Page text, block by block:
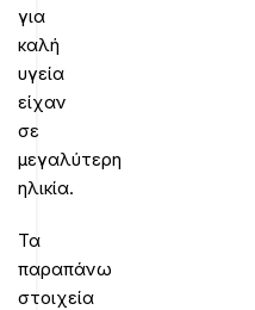
για
καλή
υγεία
είχαν
σε
μεγαλύτερη
ηλικία.
Τα
παραπάνω
στοιχεία